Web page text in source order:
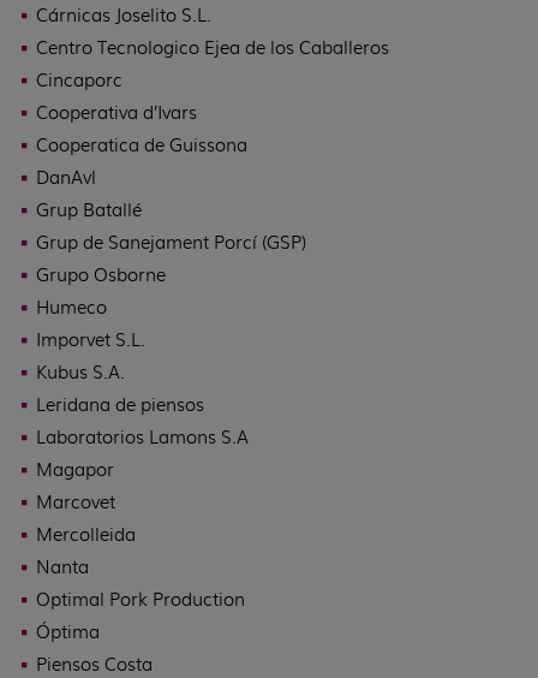
Cárnicas Joselito S.L.
Centro Tecnologico Ejea de los Caballeros
Cincaporc
Cooperativa d’Ivars
Cooperatica de Guissona
DanAvl
Grup Batallé
Grup de Sanejament Porcí (GSP)
Grupo Osborne
Humeco
Imporvet S.L.
Kubus S.A.
Leridana de piensos
Laboratorios Lamons S.A
Magapor
Marcovet
Mercolleida
Nanta
Optimal Pork Production
Óptima
Piensos Costa